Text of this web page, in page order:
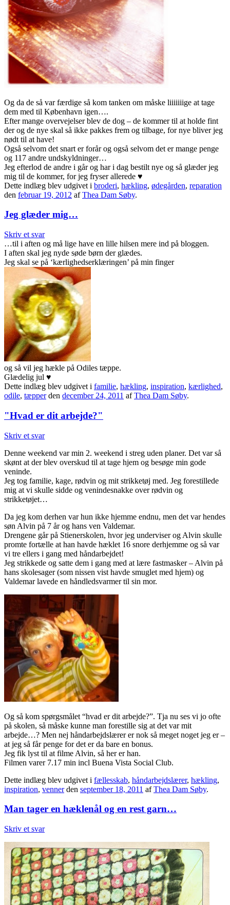
Og da de så var færdige så kom tanken om måske liiiiiiige at tage
dem med til København igen….
Efter mange overvejelser blev de dog – de kommer til at holde fint
der og de nye skal så ikke pakkes frem og tilbage, for nye bliver jeg
nødt til at have!
Også selvom det snart er forår og også selvom det er mange penge
og 117 andre undskyldninger…
Jeg efterlod de andre i går og har i dag bestilt nye og så glæder jeg
mig til de kommer, for jeg fryser allerede ♥
Dette indlæg blev udgivet i broderi, hækling, ødegården, reparation
den februar 19, 2012 afThea Dam Søby.
Jeg glæder mig…
Skriv et svar
…til i aften og må lige have en lille hilsen mere ind på bloggen.
I aften skal jeg nyde søde børn der glædes.
Jeg skal se på ‘kærlighedserklæringen’ på min finger
og så vil jeg hækle på Odiles tæppe.
Glædelig jul ♥
Dette indlæg blev udgivet i familie, hækling, inspiration, kærlighed,
odile, tæpperden december 24, 2011 afThea Dam Søby.
"Hvad er dit arbejde?"
Skriv et svar
Denne weekend var min 2. weekend i streg uden planer. Det var så
skønt at der blev overskud til at tage hjem og besøge min gode
veninde.
Jeg tog familie, kage, rødvin og mit strikketøj med. Jeg forestillede
mig at vi skulle sidde og venindesnakke over rødvin og
strikketøjet…
Da jeg kom derhen var hun ikke hjemme endnu, men det var hendes
søn Alvin på 7 år og hans ven Valdemar.
Drengene går på Stienerskolen, hvor jeg underviser og Alvin skulle
promte fortælle at han havde hæklet 16 snore derhjemme og så var
vi tre ellers i gang med håndarbejdet!
Jeg strikkede og satte dem i gang med at lære fastmasker – Alvin på
hans skolesager (som nissen vist havde smuglet med hjem) og
Valdemar lavede en håndledsvarmer til sin mor.
Og så kom spørgsmålet “hvad er dit arbejde?”. Tja nu ses vi jo ofte
på skolen, så måske kunne man forestille sig at det var mit
arbejde…? Men nej håndarbejdslærer er nok så meget noget jeg er –
at jeg så får penge for det er da bare en bonus.
Jeg fik lyst til at filme Alvin, så her er han.
Filmen varer 7.17 min incl Buena Vista Social Club.
Dette indlæg blev udgivet i fællesskab, håndarbejdslærer, hækling,
inspiration, vennerden september 18, 2011 afThea Dam Søby.
Man tager en hæklenål og en rest garn…
Skriv et svar